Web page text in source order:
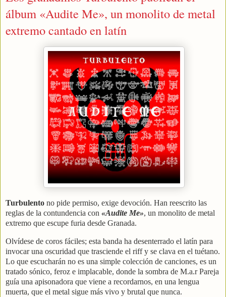
álbum «Audite Me», un monolito de metal
extremo cantado en latín
Turbulento no pide permiso, exige devoción. Han reescrito las
reglas de la contundencia con «Audite Me», un monolito de metal
extremo que escupe furia desde Granada.
Olvídese de coros fáciles; esta banda ha desenterrado el latín para
invocar una oscuridad que trasciende el riff y se clava en el tuétano.
Lo que escucharán no es una simple colección de canciones, es un
tratado sónico, feroz e implacable, donde la sombra de M.a.r Pareja
guía una apisonadora que viene a recordarnos, en una lengua
muerta, que el metal sigue más vivo y brutal que nunca.